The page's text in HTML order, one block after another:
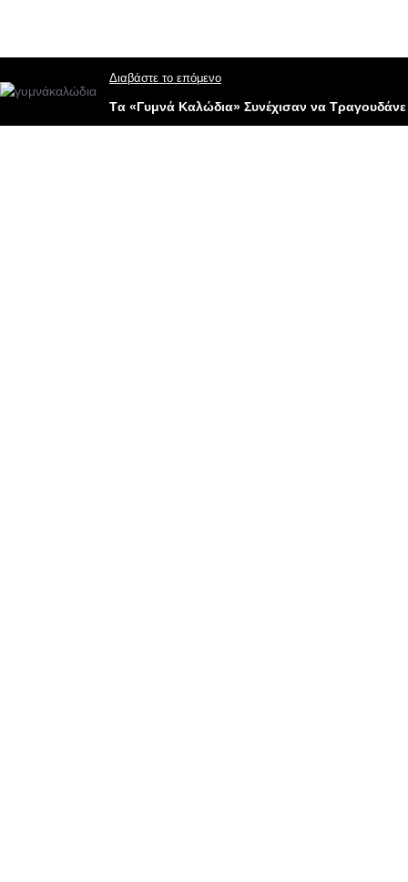
Διαβάστε το επόμενο
Tα «Γυμνά Καλώδια» Συνέχισαν να